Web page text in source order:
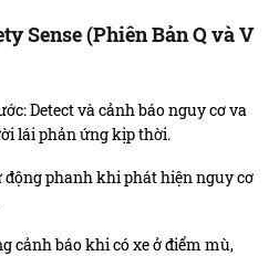
Sense (Phiên Bản Q và V
Detect và cảnh báo nguy cơ va
lái phản ứng kịp thời.
động phanh khi phát hiện nguy cơ
cảnh báo khi có xe ở điểm mù,